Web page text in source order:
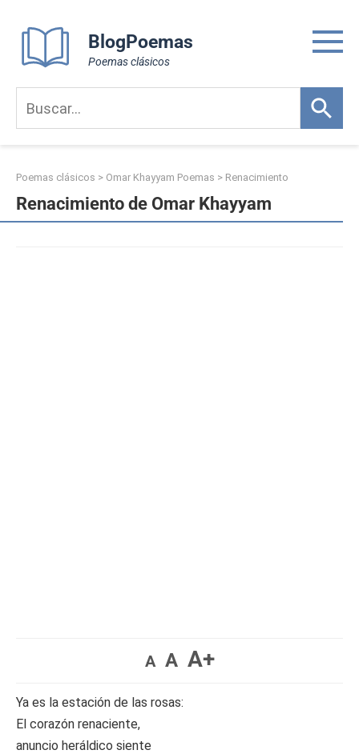
content
BlogPoemas
Poemas clásicos
Poemas clásicos > Omar Khayyam Poemas > Renacimiento
Renacimiento de Omar Khayyam
A A A+
Ya es la estación de las rosas:
El corazón renaciente,
anuncio heráldico siente